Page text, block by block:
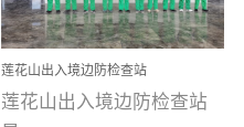
人人都爱护她、珍惜她、
她将越来越枝繁叶茂，终
将会成为一棵参天大树！
优吸环保截止2020年拥有
州南沙区·香港科技大学(广
州)校区 工程案...
莲花山出入境边防检查站
室内除甲醛空气治理项目
莲花山出入境边防检查站